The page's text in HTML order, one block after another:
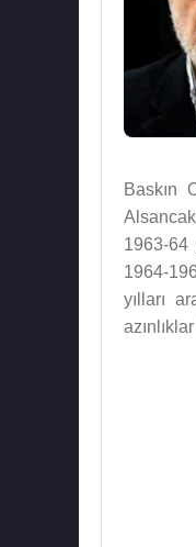
Baskın
1963-64
1964-
yılları